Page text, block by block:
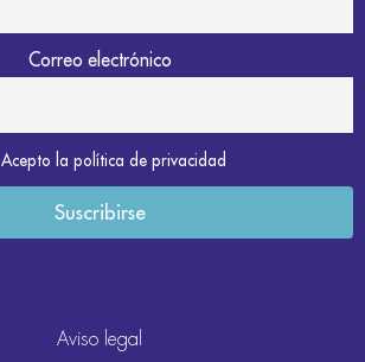
Correo electrónico
Acepto la política de privacidad
Aviso legal